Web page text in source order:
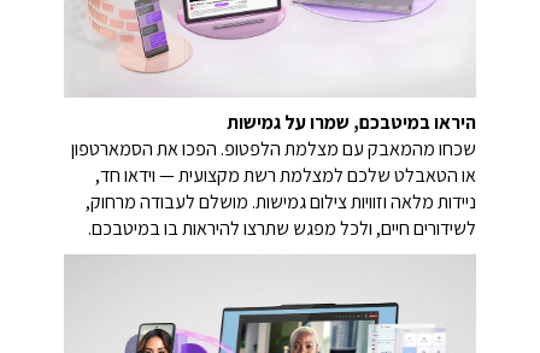
היראו במיטבכם, שמרו על גמישות
שכחו מהמאבק עם מצלמת הלפטופ. הפכו את הסמארטפון
או הטאבלט שלכם למצלמת רשת מקצועית — וידאו חד,
ניידות מלאה וזוויות צילום גמישות. מושלם לעבודה מרחוק,
לשידורים חיים, ולכל מפגש שתרצו להיראות בו במיטבכם.